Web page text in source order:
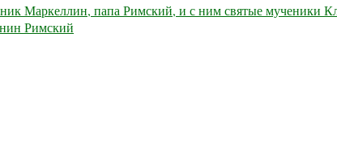
Маркеллин, папа Римский, и с ним святые мученики
Римский